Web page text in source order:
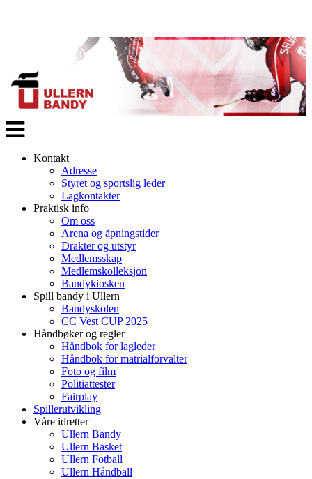
Veksle
navigasjon
Kontakt
Adresse
Styret og sportslig leder
Lagkontakter
Praktisk info
Om oss
Arena og åpningstider
Drakter og utstyr
Medlemsskap
Medlemskolleksjon
Bandykiosken
Spill bandy i Ullern
Bandyskolen
CC Vest CUP 2025
Håndbøker og regler
Håndbok for lagleder
Håndbok for matrialforvalter
Foto og film
Politiattester
Fairplay
Spillerutvikling
Våre idretter
Ullern Bandy
Ullern Basket
Ullern Fotball
Ullern Håndball